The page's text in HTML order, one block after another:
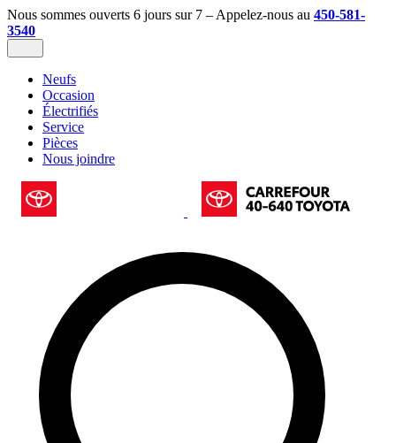
Nous sommes ouverts 6 jours sur 7 – Appelez-nous au 450-581-
3540
Neufs
Occasion
Électrifiés
Service
Pièces
Nous joindre